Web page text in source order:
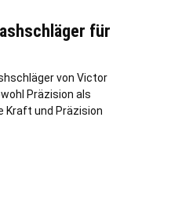
für
von Victor
Präzision als
Kraft und Präzision